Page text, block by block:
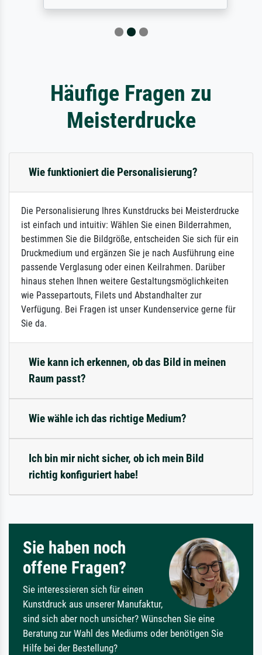
Häufige Fragen zu
Meisterdrucke
Wie funktioniert die Personalisierung?
Die Personalisierung Ihres Kunstdrucks bei Meisterdrucke
ist einfach und intuitiv: Wählen Sie einen Bilderrahmen,
bestimmen Sie die Bildgröße, entscheiden Sie sich für ein
Druckmedium und ergänzen Sie je nach Ausführung eine
passende Verglasung oder einen Keilrahmen. Darüber
hinaus stehen Ihnen weitere Gestaltungsmöglichkeiten
wie Passepartouts, Filets und Abstandhalter zur
Verfügung. Bei Fragen ist unser Kundenservice gerne für
Sie da.
Wie kann ich erkennen, ob das Bild in meinen
Raum passt?
Wie wähle ich das richtige Medium?
Ich bin mir nicht sicher, ob ich mein Bild
richtig konfiguriert habe!
Sie haben noch
offene Fragen?
Sie interessieren sich für einen
Kunstdruck aus unserer Manufaktur,
sind sich aber noch unsicher? Wünschen Sie eine
Beratung zur Wahl des Mediums oder benötigen Sie
Hilfe bei der Bestellung?